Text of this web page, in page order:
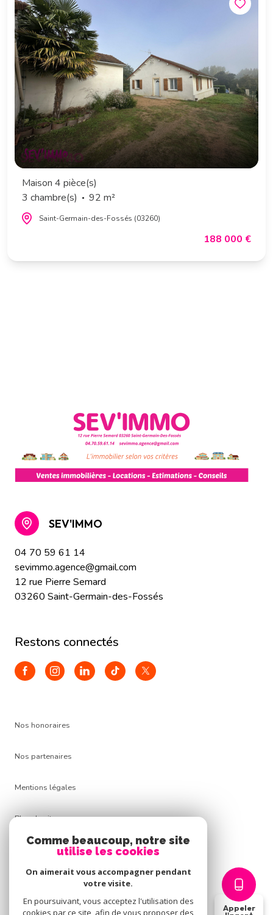
Appeler
Maison 4 pièce(s)
3 chambre(s)
92 m²
Saint-Germain-des-Fossés (03260)
188 000 €
SEV'IMMO
04 70 59 61 14
sevimmo.agence@gmail.com
12 rue Pierre Semard
03260 Saint-Germain-des-Fossés
restons connectés
Nos honoraires
Nos partenaires
Mentions légales
Plan du site
Cookies
Comme beaucoup, notre site
utilise les cookies
On aimerait vous accompagner pendant
votre visite.
En poursuivant, vous acceptez l'utilisation des
cookies par ce site, afin de vous proposer des